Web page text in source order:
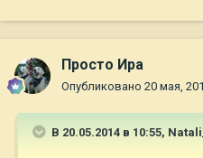
Просто Ира
Опубликовано 20 мая,
В 20.05.2014 в 10:55,